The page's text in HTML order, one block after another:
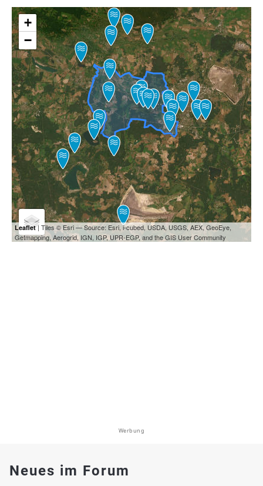
+
−
Leaflet| Tiles © Esri — Source: Esri, i-cubed, USDA, USGS, AEX, GeoEye,
Getmapping, Aerogrid, IGN, IGP, UPR-EGP, and the GIS User Community
Werbung
Neues im Forum